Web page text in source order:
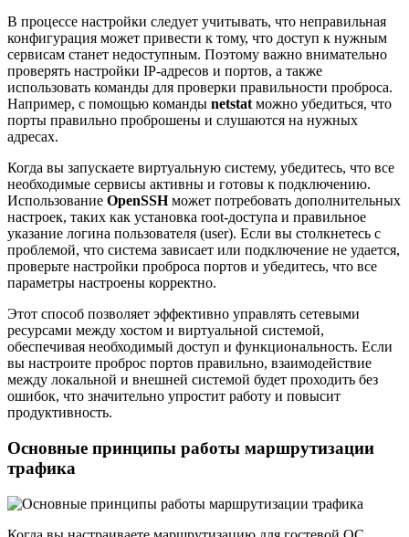
В процессе настройки следует учитывать, что неправильная
конфигурация может привести к тому, что доступ к нужным
сервисам станет недоступным. Поэтому важно внимательно
проверять настройки IP-адресов и портов, а также
использовать команды для проверки правильности проброса.
Например, с помощью команды netstat можно убедиться, что
порты правильно проброшены и слушаются на нужных
адресах.
Когда вы запускаете виртуальную систему, убедитесь, что все
необходимые сервисы активны и готовы к подключению.
Использование OpenSSHможет потребовать дополнительных
настроек, таких как установка root-доступа и правильное
указание логина пользователя (user). Если вы столкнетесь с
проблемой, что система зависает или подключение не удается,
проверьте настройки проброса портов и убедитесь, что все
параметры настроены корректно.
Этот способ позволяет эффективно управлять сетевыми
ресурсами между хостом и виртуальной системой,
обеспечивая необходимый доступ и функциональность. Если
вы настроите проброс портов правильно, взаимодействие
между локальной и внешней системой будет проходить без
ошибок, что значительно упростит работу и повысит
продуктивность.
Основные принципы работы маршрутизации
трафика